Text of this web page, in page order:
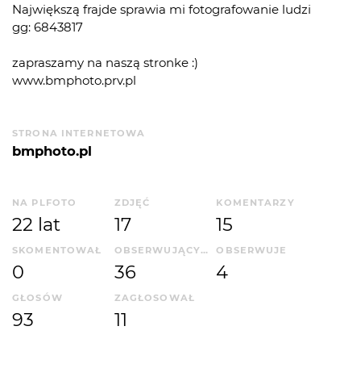
Największą frajde sprawia mi fotografowanie ludzi
gg: 6843817
zapraszamy na naszą stronke :)
www.bmphoto.prv.pl
STRONA INTERNETOWA
bmphoto.pl
NA PLFOTO
22 lat
ZDJĘĆ
17
KOMENTARZY
15
SKOMENTOWAŁ
0
OBSERWUJĄCYCH
36
OBSERWUJE
4
GŁOSÓW
93
ZAGŁOSOWAŁ
11